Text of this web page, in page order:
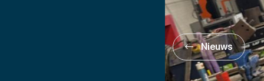
Nieuws